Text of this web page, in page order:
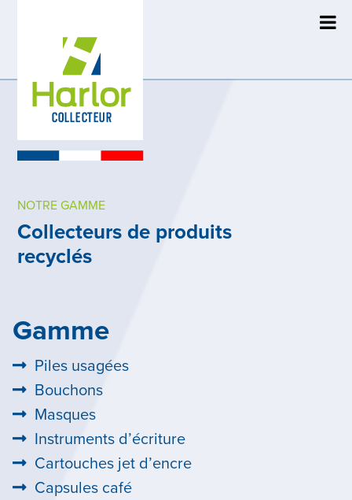
NOTRE GAMME
Collecteurs de produits
recyclés
Gamme
Piles usagées
Bouchons
Masques
Instruments d’écriture
Cartouches jet d’encre
Capsules café